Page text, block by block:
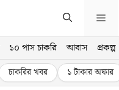
১০ পাস চাকরি আবাস প্রকল্প
চাকরির খবর ১ টাকার অফার